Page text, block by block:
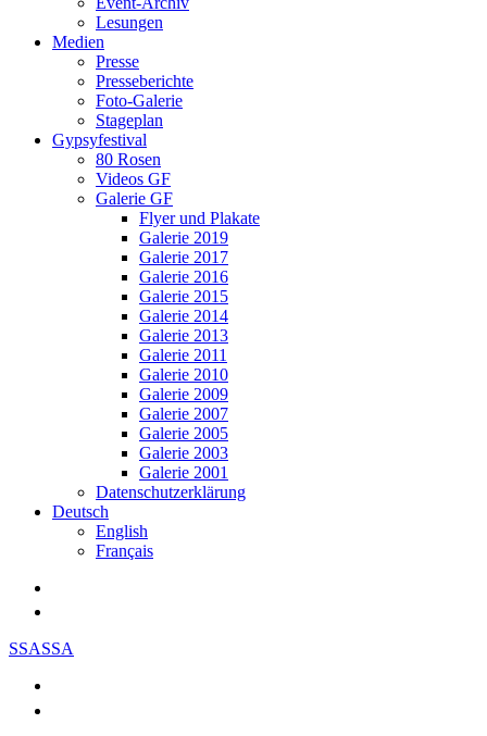
Lesungen
Medien
Presse
Presseberichte
Foto-Galerie
Stageplan
Gypsyfestival
80 Rosen
Videos GF
Galerie GF
Flyer und Plakate
Galerie 2019
Galerie 2017
Galerie 2016
Galerie 2015
Galerie 2014
Galerie 2013
Galerie 2011
Galerie 2010
Galerie 2009
Galerie 2007
Galerie 2005
Galerie 2003
Galerie 2001
Datenschutzerklärung
Deutsch
English
Français
SSASSA